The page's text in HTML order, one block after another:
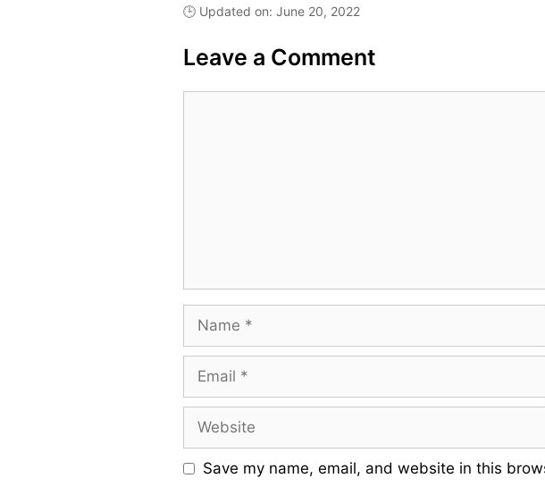
🕒 Updated on: June 20, 2022
Leave a Comment
Save my name, email, and website in this